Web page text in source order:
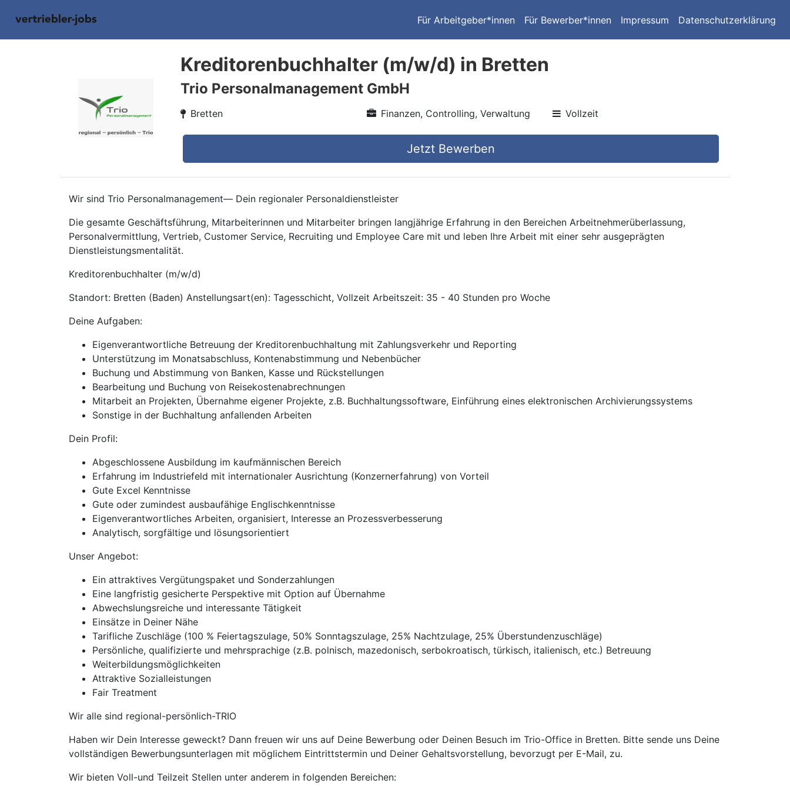
Für Arbeitgeber*innen Für Bewerber*innen Impressum Datenschutzerklärung
Kreditorenbuchhalter (m/w/d) in Bretten
Trio Personalmanagement GmbH
Bretten Finanzen, Controlling, Verwaltung Vollzeit
Jetzt Bewerben
Wir sind Trio Personalmanagement— Dein regionaler Personaldienstleister
Die gesamte Geschäftsführung, Mitarbeiterinnen und Mitarbeiter bringen langjährige Erfahrung in den Bereichen Arbeitnehmerüberlassung,
Personalvermittlung, Vertrieb, Customer Service, Recruiting und Employee Care mit und leben Ihre Arbeit mit einer sehr ausgeprägten
Dienstleistungsmentalität.
Kreditorenbuchhalter (m/w/d)
Standort: Bretten (Baden) Anstellungsart(en): Tagesschicht, Vollzeit Arbeitszeit: 35 - 40 Stunden pro Woche
Deine Aufgaben:
Eigenverantwortliche Betreuung der Kreditorenbuchhaltung mit Zahlungsverkehr und Reporting
Unterstützung im Monatsabschluss, Kontenabstimmung und Nebenbücher
Buchung und Abstimmung von Banken, Kasse und Rückstellungen
Bearbeitung und Buchung von Reisekostenabrechnungen
Mitarbeit an Projekten, Übernahme eigener Projekte, z.B. Buchhaltungssoftware, Einführung eines elektronischen Archivierungssystems
Sonstige in der Buchhaltung anfallenden Arbeiten
Dein Profil:
Abgeschlossene Ausbildung im kaufmännischen Bereich
Erfahrung im Industriefeld mit internationaler Ausrichtung (Konzernerfahrung) von Vorteil
Gute Excel Kenntnisse
Gute oder zumindest ausbaufähige Englischkenntnisse
Eigenverantwortliches Arbeiten, organisiert, Interesse an Prozessverbesserung
Analytisch, sorgfältige und lösungsorientiert
Unser Angebot:
Ein attraktives Vergütungspaket und Sonderzahlungen
Eine langfristig gesicherte Perspektive mit Option auf Übernahme
Abwechslungsreiche und interessante Tätigkeit
Einsätze in Deiner Nähe
Tarifliche Zuschläge (100 % Feiertagszulage, 50% Sonntagszulage, 25% Nachtzulage, 25% Überstundenzuschläge)
Persönliche, qualifizierte und mehrsprachige (z.B. polnisch, mazedonisch, serbokroatisch, türkisch, italienisch, etc.) Betreuung
Weiterbildungsmöglichkeiten
Attraktive Sozialleistungen
Fair Treatment
Wir alle sind regional-persönlich-TRIO
Haben wir Dein Interesse geweckt? Dann freuen wir uns auf Deine Bewerbung oder Deinen Besuch im Trio-Office in Bretten. Bitte sende uns Deine
vollständigen Bewerbungsunterlagen mit möglichem Eintrittstermin und Deiner Gehaltsvorstellung, bevorzugt per E-Mail, zu.
Wir bieten Voll-und Teilzeit Stellen unter anderem in folgenden Bereichen: